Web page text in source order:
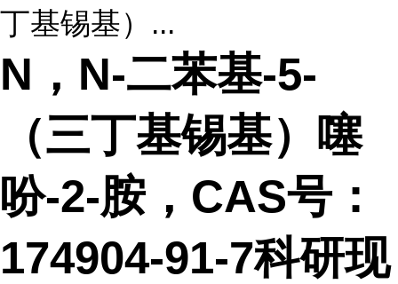
丁基锡基）...
N，N-二苯基-5-
（三丁基锡基）噻
吩-2-胺，CAS号：
174904-91-7科研现